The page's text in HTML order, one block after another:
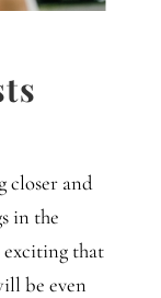
closer and
in the
exciting that
be even